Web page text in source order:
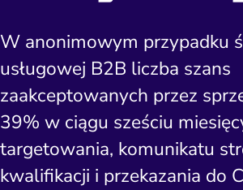
W anonimowym przypadku
usługowej B2B liczba szans
zaakceptowanych przez
39% w ciągu sześciu
targetowania, komunikatu
kwalifikacji i przekazania do